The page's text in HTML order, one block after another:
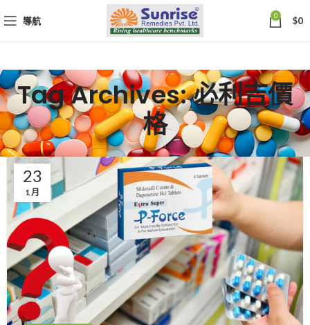
導航 0 $0
Tag Archives: 必利吉價
格
23
1 月